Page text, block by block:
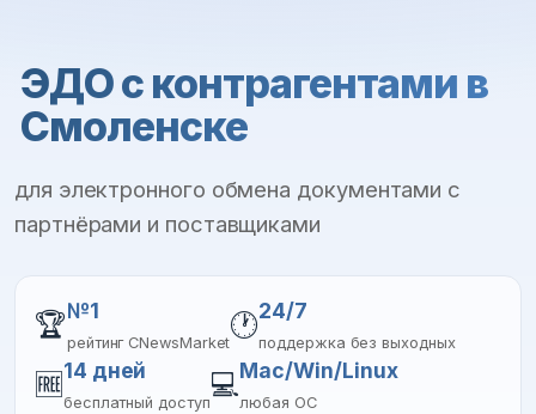
ЭДО с контрагентами в
Смоленске
для электронного обмена документами с
партнёрами и поставщиками
🏆№1
рейтинг CNewsMarket
🕐24/7
поддержка без выходных
🆓14 дней
бесплатный доступ
💻Mac/Win/Linux
любая ОС